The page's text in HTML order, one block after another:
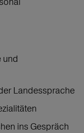
und
Landessprache
ins Gespräch